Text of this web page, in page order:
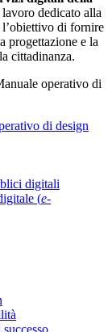
dedicato alla
di fornire
progettazione e la
cittadinanza.
operativo di
di design
digitali
(e-